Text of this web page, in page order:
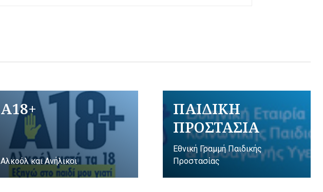
A18+
Αλκοόλ και Ανήλικοι
ΠΑΙΔΙΚΗ
ΠΡΟΣΤΑΣΙΑ
Εθνική Γραμμή Παιδικής
Προστασίας